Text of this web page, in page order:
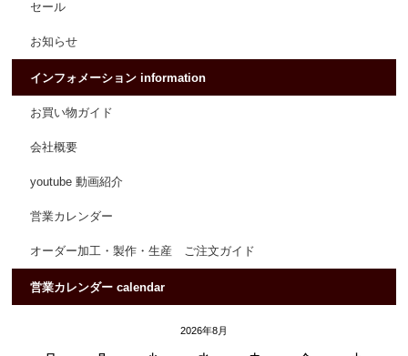
セール
お知らせ
インフォメーション information
お買い物ガイド
会社概要
youtube 動画紹介
営業カレンダー
オーダー加工・製作・生産 ご注文ガイド
営業カレンダー calendar
2026年8月